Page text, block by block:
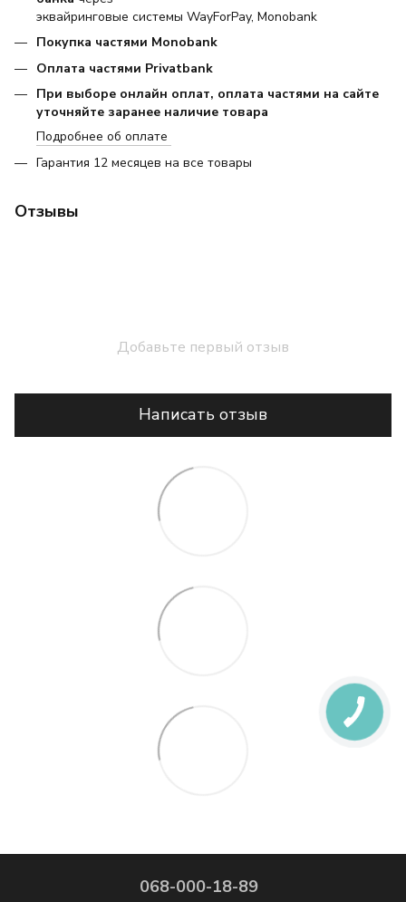
эквайринговые системы WayForPay, Monobank
Покупка частями Monobank
Оплата частями Privatbank
При выборе онлайн оплат, оплата частями на сайте
уточняйте заранее наличие товара
Подробнее об оплате
Гарантия 12 месяцев на все товары
Отзывы
Добавьте первый отзыв
Написать отзыв
068-000-18-89